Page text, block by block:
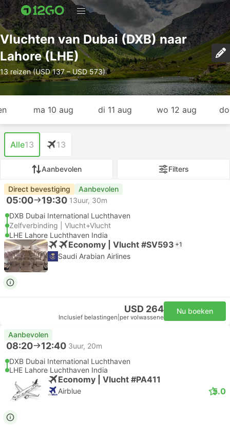
Vluchten van Dubai (DXB) naar
Lahore (LHE)
13 reizen (USD 137 – USD 573)
ma 10 aug di 11 aug wo 12 aug
Alle13 13
Aanbevolen Filters
Direct bevestiging Aanbevolen
05:00 19:30 13uur, 30m
DXB Dubai International Luchthaven
Zelfverbinding | Vlucht+Vlucht
LHE Lahore Luchthaven India
Economy | Vlucht #SV593 +1
Saudi Arabian Airlines
USD 264
Inclusief belastingen per volwassene
Nu boeken
Aanbevolen
08:20 12:40 3uur, 20m
DXB Dubai International Luchthaven
LHE Lahore Luchthaven India
Economy | Vlucht #PA411
Airblue 5.0